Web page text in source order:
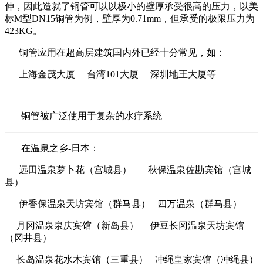
伸，因此造就了铜管可以以极小的壁厚承受很高的压力，以美
标M型DN15铜管为例，壁厚为0.71mm，但承受的极限压力为
423KG。
铜管应用在超高层建筑国内外已经十分常见，如：
上海金茂大厦 台湾101大厦 深圳地王大厦等
铜管被广泛使用于复杂的水疗系统
在温泉之乡-日本：
远田温泉萝卜花（宫城县） 秋保温泉佐勘宾馆（宫城
县）
伊香保温泉天坊宾馆（群马县） 四万温泉（群马县）
月冈温泉泉庆宾馆（新岛县） 伊豆长冈温泉天坊宾馆
（冈井县）
长岛温泉花水木宾馆（三重县） 冲绳皇家宾馆（冲绳县）